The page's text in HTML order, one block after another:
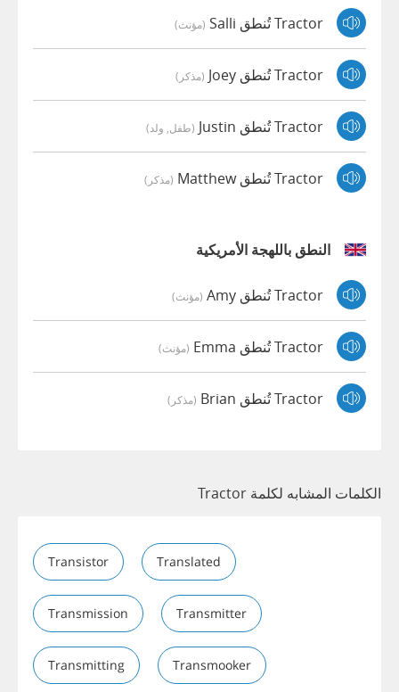
Tractor تُنطق Salli (مؤنث)
Tractor تُنطق Joey (مذكر)
Tractor تُنطق Justin (طفل, ولد)
Tractor تُنطق Matthew (مذكر)
النطق باللهجة الأمريكية
Tractor تُنطق Amy (مؤنث)
Tractor تُنطق Emma (مؤنث)
Tractor تُنطق Brian (مذكر)
الكلمات المشابه لكلمة Tractor
Transistor Translated
Transmission Transmitter
Transmitting Transmooker